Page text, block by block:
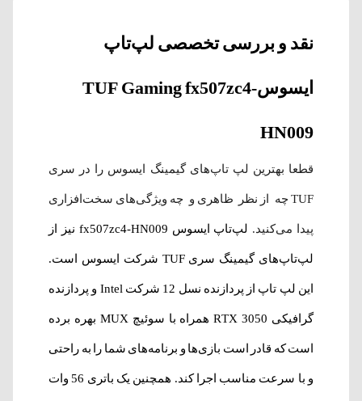
نقد و بررسی تخصصی لپ‌‌تاپ‌
ایسوسTUF Gaming fx507zc4-
HN009
قطعا بهترین لپ تاپ‌های گیمینگ ایسوس را در سری
TUF چه از نظر ظاهری و چه ویژگی‌های سخت‌افزاری
پیدا می‌کنید. لپ‌‌تاپ‌ ایسوس fx507zc4-HN009 نیز از
لپ‌تاپ‌های گیمینگ سری TUF شرکت ایسوس است.
این لپ تاپ از پردازنده نسل 12 شرکت Intel و پردازنده
گرافیکی RTX 3050 همراه با سوئیچ MUX بهره برده
است که قادر است بازی‌ها و برنامه‌های شما را به راحتی
و با سرعت مناسب اجرا کند. همچنین یک باتری 56 وات